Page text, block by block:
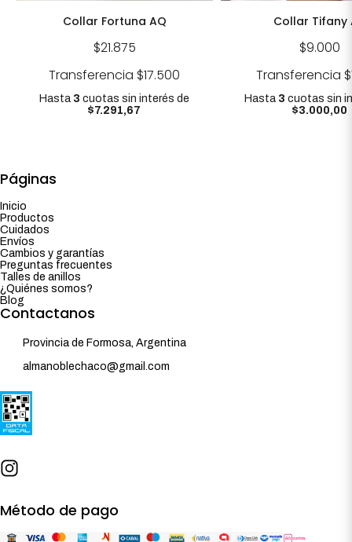
Collar Fortuna AQ
$21.875
Transferencia $17.500
Hasta 3 cuotas sin interésde
$7.291,67
Collar Tifany
$9.000
Transferencia
Hasta 3 cuotas sin
$3.000,00
Páginas
Inicio
Productos
Cuidados
Envíos
Cambios y garantías
Preguntas frecuentes
Talles de anillos
¿Quiénes somos?
Blog
Contactanos
Provincia de Formosa, Argentina
almanoblechaco@gmail.com
Método de pago